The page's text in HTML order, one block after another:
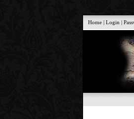
Home |Login |